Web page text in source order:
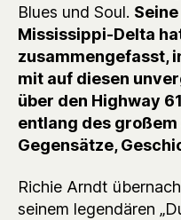
Blues und Soul.
Mississippi-Delta
zusammengefasst,
mit auf diesen
über den Highway
entlang des
Gegensätze,
Richie Arndt
seinem legendären